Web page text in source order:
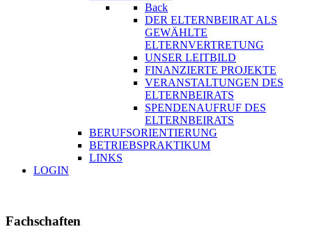
Back
DER ELTERNBEIRAT ALS
GEWÄHLTE
ELTERNVERTRETUNG
UNSER LEITBILD
FINANZIERTE PROJEKTE
VERANSTALTUNGEN DES
ELTERNBEIRATS
SPENDENAUFRUF DES
ELTERNBEIRATS
BERUFSORIENTIERUNG
BETRIEBSPRAKTIKUM
LINKS
LOGIN
Fachschaften